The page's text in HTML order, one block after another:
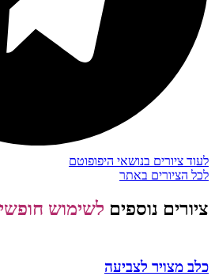
לעוד ציורים בנושאי היפופוטם
לכל הציורים באתר
ציורים נוספים לשימוש חופשי
כלב מצויר לצביעה